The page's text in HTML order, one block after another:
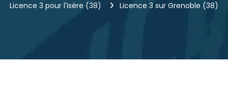
Licence 3 pour l'Isère (38)
Licence 3 sur Grenoble (38)